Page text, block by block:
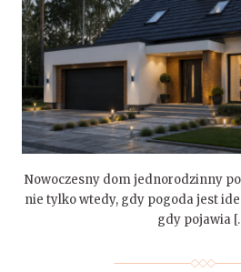
Nowoczesny dom jednorodzinny
nie tylko wtedy, gdy pogoda jest
gdy pojawia